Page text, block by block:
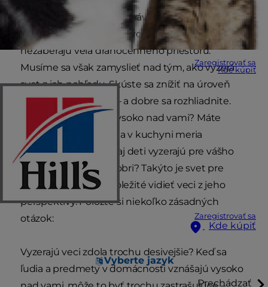
Zaregistrovať sa
Kde kúpiť
Zaregistrovať sa
Kde kúpiť
Vyberte jazyk
Prechádzať
Malé plemená psov sú právom obľúbené,
prispôsobia sa nášmu životu a domovu a
nezaberajú veľa drahocenného priestoru.
Musíme sa však zamyslieť nad tým, ako vyzerá
svet z ich pohľadu. Skúste sa znížiť na úroveň
svojho psa – doslova – a dobre sa rozhliadnite.
Vznáša sa pohovka vysoko nad vami? Máte
pocit, že klzká podlaha v kuchyni meria
kilometre? Dokonca aj deti vyzerajú pre vášho
psíka ako strašidelní obri? Takýto je svet pre
vášho psa, preto je dôležité vidieť veci z jeho
perspektívy. Položte si niekoľko zásadných
otázok:
Vyzerajú veci zdola trochu desivejšie? Keď sa
ľudia a predmety v domácnosti vznášajú vysoko